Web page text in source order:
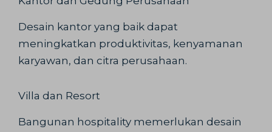
Desain kantor yang baik dapat
meningkatkan produktivitas, kenyamanan
karyawan, dan citra perusahaan.
Villa dan Resort
Bangunan hospitality memerlukan desain